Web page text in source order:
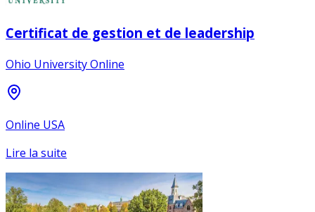
Certificat de gestion et de leadership
Ohio University Online
Online USA
Lire la suite